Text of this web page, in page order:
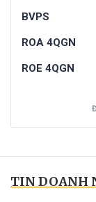
BVPS
ROA 4QGN
ROE 4QGN
TIN DOANH